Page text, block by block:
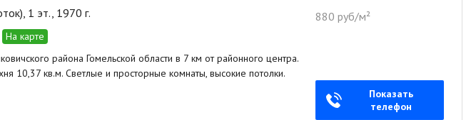
1 эт., 1970 г.
На карте
района Гомельской области в 7 км от районного центра.
10,37 кв.м. Светлые и просторные комнаты, высокие потолки.
880 руб/м²
Показать
телефон